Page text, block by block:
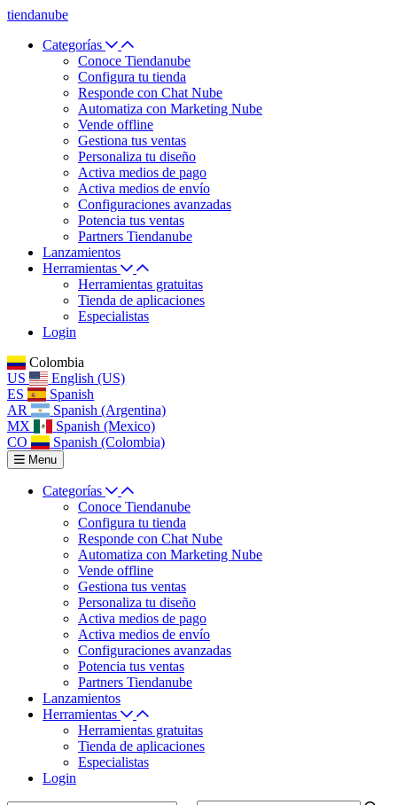
tiendanube
Categorías
Conoce Tiendanube
Configura tu tienda
Responde con Chat Nube
Automatiza con Marketing Nube
Vende offline
Gestiona tus ventas
Personaliza tu diseño
Activa medios de pago
Activa medios de envío
Configuraciones avanzadas
Potencia tus ventas
Partners Tiendanube
Lanzamientos
Herramientas
Herramientas gratuitas
Tienda de aplicaciones
Especialistas
Login
Colombia
US
English (US)
ES
Spanish
AR
Spanish (Argentina)
MX
Spanish (Mexico)
CO
Spanish (Colombia)
Menu
Categorías
Conoce Tiendanube
Configura tu tienda
Responde con Chat Nube
Automatiza con Marketing Nube
Vende offline
Gestiona tus ventas
Personaliza tu diseño
Activa medios de pago
Activa medios de envío
Configuraciones avanzadas
Potencia tus ventas
Partners Tiendanube
Lanzamientos
Herramientas
Herramientas gratuitas
Tienda de aplicaciones
Especialistas
Login